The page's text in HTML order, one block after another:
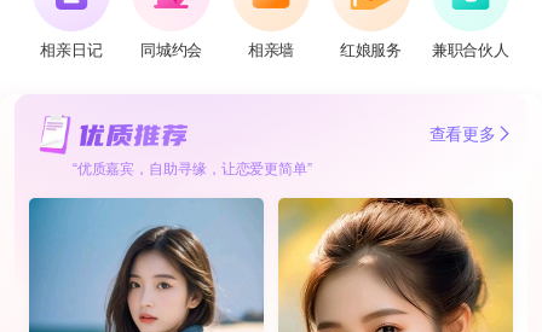
相亲日记 同城约会 相亲墙 红娘服务 兼职合伙人
查看更多
“优质嘉宾，自助寻缘，让恋爱更简单”